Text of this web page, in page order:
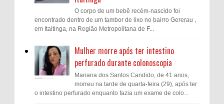
O corpo de um bebê recém-nascido foi
encontrado dentro de um tambor de lixo no bairro Gererau ,
em Itaitinga, na Região Metropolitana de F...
Mulher morre após ter intestino
perfurado durante colonoscopia
Mariana dos Santos Candido, de 41 anos,
morreu na tarde de quarta-feira (29), após ter
o intestino perfurado enquanto fazia um exame de colo...